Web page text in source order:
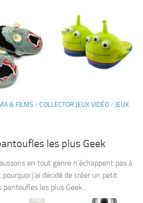
& FILMS / COLLECTOR JEUX VIDÉO/ JEUX
les plus Geek
en tout genre n’échappent pas à
pourquoi j’ai décidé de créer un petit
les plus Geek...